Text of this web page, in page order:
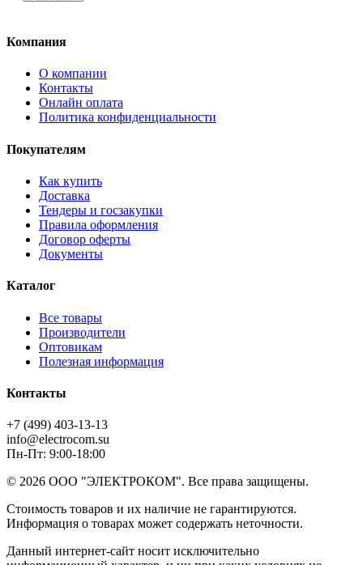
Компания
О компании
Контакты
Онлайн оплата
Политика конфиденциальности
Покупателям
Как купить
Доставка
Тендеры и госзакупки
Правила оформления
Договор оферты
Документы
Каталог
Все товары
Производители
Оптовикам
Полезная информация
Контакты
+7 (499) 403-13-13
info@electrocom.su
Пн-Пт: 9:00-18:00
© 2026 ООО "ЭЛЕКТРОКОМ". Все права защищены.
Стоимость товаров и их наличие не гарантируются.
Информация о товарах может содержать неточности.
Данный интернет-сайт носит исключительно